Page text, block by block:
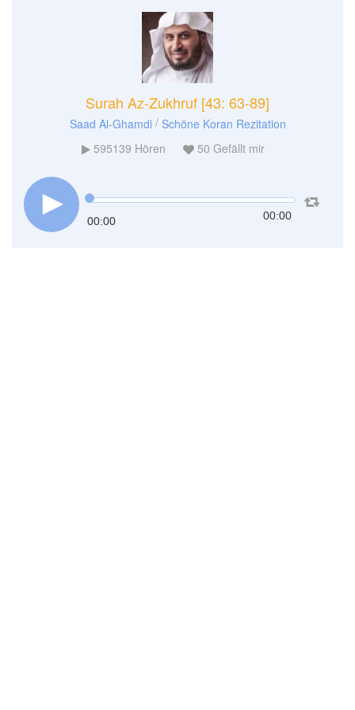
Surah Az-Zukhruf [43: 63-89]
Saad Al-Ghamdi/ Schöne Koran Rezitation
595139 Hören 50 Gefällt mir
00:00 00:00